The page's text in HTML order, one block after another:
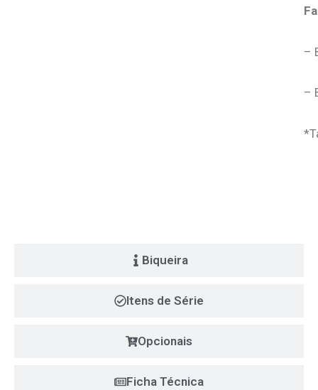
Biqueira
Itens de Série
Opcionais
Ficha Técnica
–
–